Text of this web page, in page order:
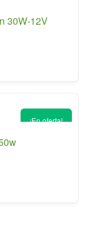
30W-12V
¡En oferta!